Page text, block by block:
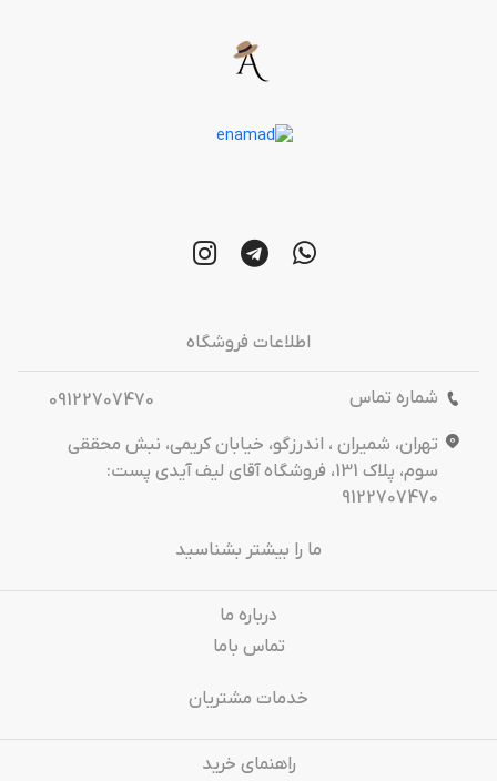
اطلاعات فروشگاه
شماره تماس
09122707470
تهران، شمیران ، اندرزگو، خیابان کریمی، نبش محققی
سوم، پلاک 131، فروشگاه آقای لیف آیدی پست:
9122707470
ما را بیشتر بشناسید
درباره‌ ما
تماس باما
خدمات مشتریان
راهنمای خرید